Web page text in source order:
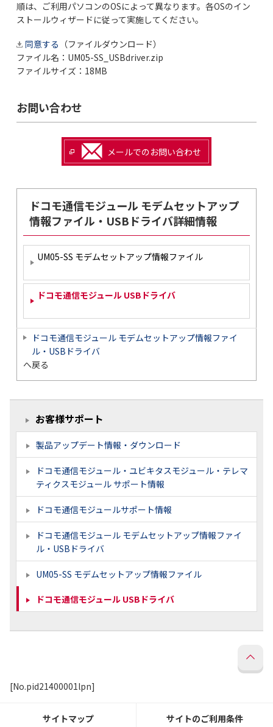
順は、ご利用パソコンのOSによって異なります。各OSのイン
ストールウィザードに従って実施してください。
同意する （ファイルダウンロード）
ファイル名：UM05-SS_USBdriver.zip
ファイルサイズ：18MB
お問い合わせ
メールでのお問い合わせ
ドコモ通信モジュール モデムセットアップ
情報ファイル・USBドライバ詳細情報
UM05-SS モデムセットアップ情報ファイル
ドコモ通信モジュール USBドライバ
ドコモ通信モジュール モデムセットアップ情報ファイ
ル・USBドライバ
へ戻る
お客様サポート
製品アップデート情報・ダウンロード
ドコモ通信モジュール・ユビキタスモジュール・テレマ
ティクスモジュール サポート情報
ドコモ通信モジュールサポート情報
ドコモ通信モジュール モデムセットアップ情報ファイ
ル・USBドライバ
UM05-SS モデムセットアップ情報ファイル
ドコモ通信モジュール USBドライバ
[No.pid21400001lpn]
サイトマップ サイトのご利用条件